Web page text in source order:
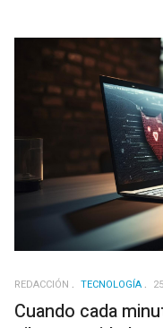
REDACCIÓN TECNOLOGÍA
Cuando cada